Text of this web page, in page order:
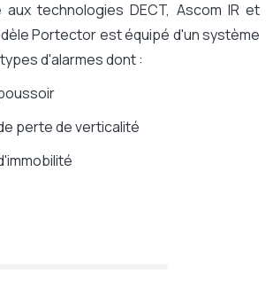
technologies DECT, Ascom IR et
Portector est équipé d'un système
d'alarmes dont :
perte de verticalité